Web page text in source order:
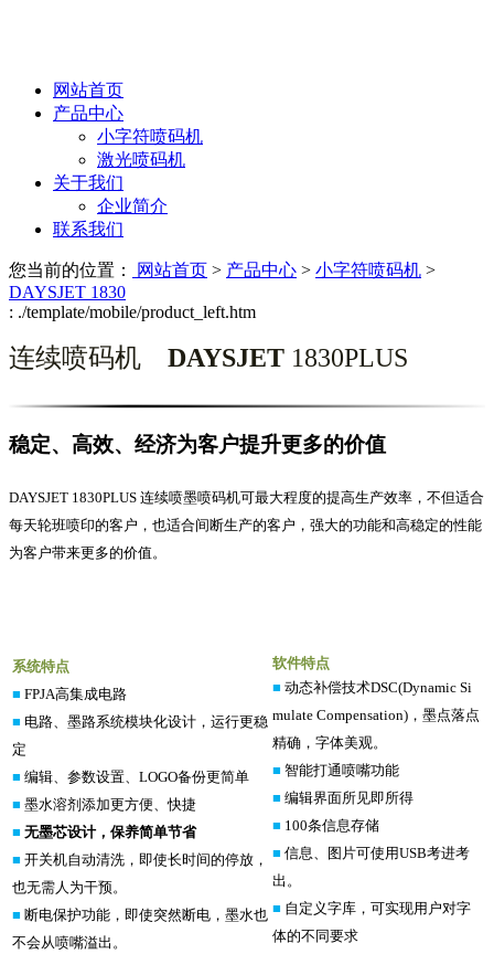
网站首页
产品中心
小字符喷码机
激光喷码机
关于我们
企业简介
联系我们
您当前的位置： 网站首页 > 产品中心 > 小字符喷码机 >
DAYSJET 1830
: ./template/mobile/product_left.htm
连续喷码机 DAYSJET 1830PLUS
稳定、高效、经济为客户提升更多的价值
DAYSJET 1830PLUS 连续喷墨喷码机可最大程度的提高生产效率，不但适合
每天轮班喷印的客户，也适合间断生产的客户，强大的功能和高稳定的性能
为客户带来更多的价值。
系统特点
■ FPJA高集成电路
■ 电路、墨路系统模块化设计，运行更稳
定
■ 编辑、参数设置、 LOGO备份更简单
■ 墨水溶剂添加更方便、快捷
■ 无墨芯设计，保养简单节省
■ 开关机自动清洗，即使长时间的停放，
也无需人为干预。
■ 断电保护功能，即使突然断电，墨水也
不会从喷嘴溢出。
软件特点
■ 动态补偿技术DSC(Dynamic Si
mulate Compensation)，墨点落点
精确，字体美观。
■ 智能打通喷嘴功能
■ 编辑界面所见即所得
■ 100条信息存储
■ 信息、图片可使用USB考进考
出。
■ 自定义字库，可实现用户对字
体的不同要求